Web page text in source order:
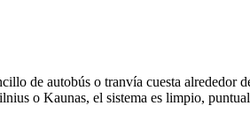
de autobús o tranvía cuesta alrededor
o Kaunas, el sistema es limpio,